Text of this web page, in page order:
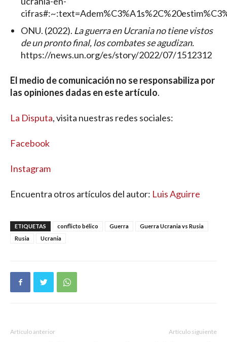
ONU. (2022). La guerra en Ucrania no tiene vistos
de un pronto final, los combates se agudizan.
https://news.un.org/es/story/2022/07/1512312
El medio de comunicación no se responsabiliza por
las opiniones dadas en este artículo.
La Disputa, visita nuestras redes sociales:
Facebook
Instagram
Encuentra otros artículos del autor: Luis Aguirre
ETIQUETAS conflicto bélico Guerra
Guerra Ucrania vs Rusia
Rusia
Ucrania
Artículo anterior Artículo siguiente